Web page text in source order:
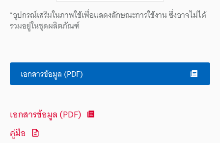
*อุปกรณ์เสริมในภาพใช้เพื่อแสดงลักษณะการใช้งาน ซึ่งอาจไม่ได้
รวมอยู่ในชุดผลิตภัณฑ์
เอกสารข้อมูล (PDF)
เอกสารข้อมูล (PDF)
คู่มือ